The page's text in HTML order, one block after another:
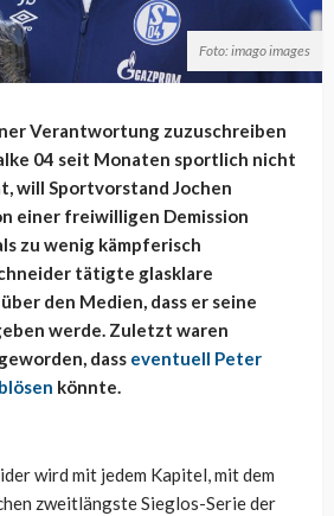
Foto: imago images
Verantwortung zuzuschreiben
04 seit Monaten sportlich nicht
will Sportvorstand Jochen
einer freiwilligen Demission
zu wenig kämpferisch
tätigte glasklare
den Medien, dass er seine
werde. Zuletzt waren
dass eventuell Peter
könnte.
wird mit jedem Kapitel, mit dem
zweitlängste Sieglos-Serie der